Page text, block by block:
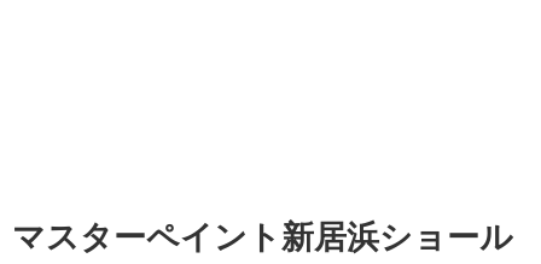
マスターペイント新居浜ショール